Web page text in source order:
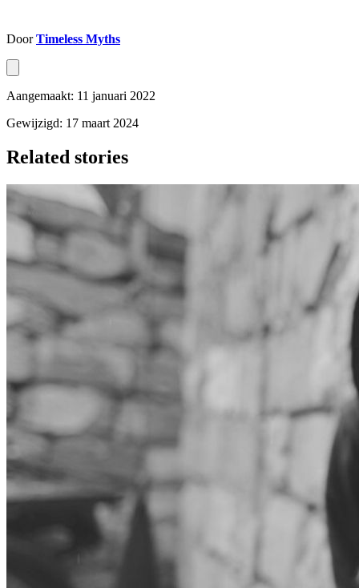
DoorTimeless Myths
Aangemaakt: 11 januari 2022
Gewijzigd: 17 maart 2024
Related stories